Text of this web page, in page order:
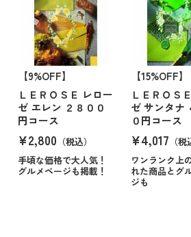
【9%OFF】
ＬＥＲＯＳＥ レロー
ゼ エレン ２８００
円コース
¥2,800 （税込）
手頃な価格で大人気！
グルメページも掲載！
【15%OFF】
ＬＥＲＯＳ
ゼ サンタナ
０円コース
¥4,017 （
ワンランク上
れた商品とグ
ジも